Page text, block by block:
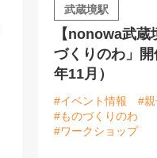
武蔵境駅
【nonowa武蔵
づくりのわ」
年11月）
#イベント情報
#
#ものづくりのわ
#ワークショップ